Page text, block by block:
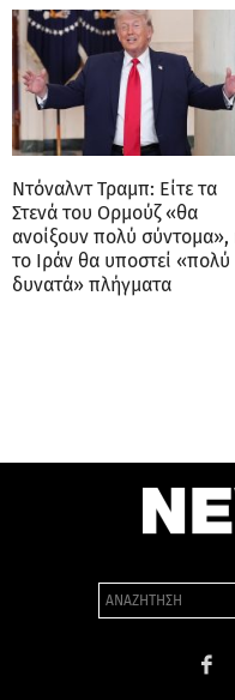
Ντόναλντ Τραμπ: Είτε τα
Στενά του Ορμούζ «θα
ανοίξουν πολύ σύντομα»,
το Ιράν θα υποστεί «πολύ
δυνατά» πλήγματα